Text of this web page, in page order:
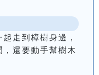
走到樟樹身邊，
還要動手幫樹木